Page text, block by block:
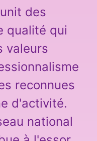
des
qualité qui
valeurs
reconnues
d'activité.
national